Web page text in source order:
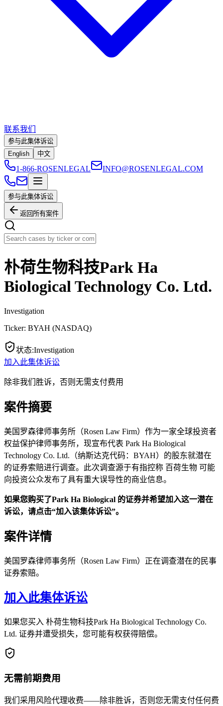
联系我们
参与此集体诉讼
English
中文
1-866-ROSENLEGAL INFO@ROSENLEGAL.COM
参与此集体诉讼
返回所有案件
朴荷生物科技Park Ha
Biological Technology Co. Ltd.
Investigation
Ticker: BYAH (NASDAQ)
状态:Investigation
加入此集体诉讼
除非我们胜诉，否则无需支付费用
案件摘要
美国罗森律师事务所（Rosen Law Firm）作为一家全球投资者
权益保护律师事务所，现宣布代表 Park Ha Biological
Technology Co. Ltd.（纳斯达克代码：BYAH）的股东就潜在
的证券索赔进行调查。此次调查源于有指控称 百荷生物 可能
向投资公众发布了具有重大误导性的商业信息。
如果您购买了Park Ha Biological 的证券并希望加入这一潜在
诉讼，请点击“加入该集体诉讼”。
案件详情
美国罗森律师事务所（Rosen Law Firm）正在调查潜在的民事
证券索赔。
加入此集体诉讼
如果您买入 朴荷生物科技Park Ha Biological Technology Co.
Ltd. 证券并遭受损失，您可能有权获得赔偿。
无需前期费用
我们采用风险代理收费——除非胜诉，否则您无需支付任何费